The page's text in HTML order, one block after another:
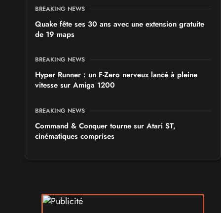
BREAKING NEWS
Quake fête ses 30 ans avec une extension gratuite
de 19 maps
BREAKING NEWS
Hyper Runner : un F-Zero nerveux lancé à pleine
vitesse sur Amiga 1200
BREAKING NEWS
Command & Conquer tourne sur Atari ST,
cinématiques comprises